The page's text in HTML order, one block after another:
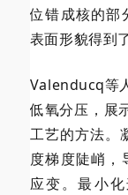
位错成核的部
表面形貌得到
Valenducq等
低氧分压，展
工艺的方法。
度梯度陡峭，
应变。最小